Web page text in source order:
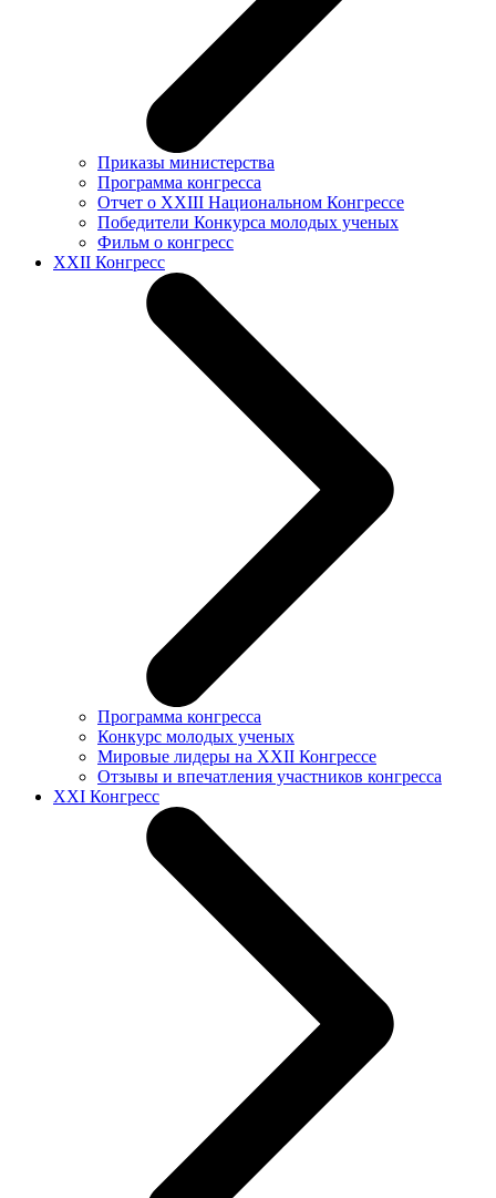
Приказы министерства
Программа конгресса
Отчет о XXIII Национальном Конгрессе
Победители Конкурса молодых ученых
Фильм о конгресс
XXII Конгресс
Программа конгресса
Конкурс молодых ученых
Мировые лидеры на XXII Конгрессе
Отзывы и впечатления участников конгресса
XXI Конгресс